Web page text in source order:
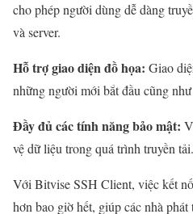
cho phép người dùng dễ dàng
và server.
Hỗ trợ giao diện đồ họa: Giao
những người mới bắt đầu cũng
Đầy đủ các tính năng bảo mật:
vệ dữ liệu trong quá trình truyền tải.
Với Bitvise SSH Client, việc kết
hơn bao giờ hết, giúp các nhà